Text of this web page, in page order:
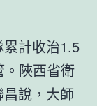
計收治1.5
陜西省衛
說，大師